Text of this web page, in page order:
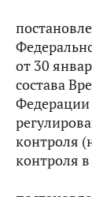
от 30
состава
Федерации
контроля
контроля